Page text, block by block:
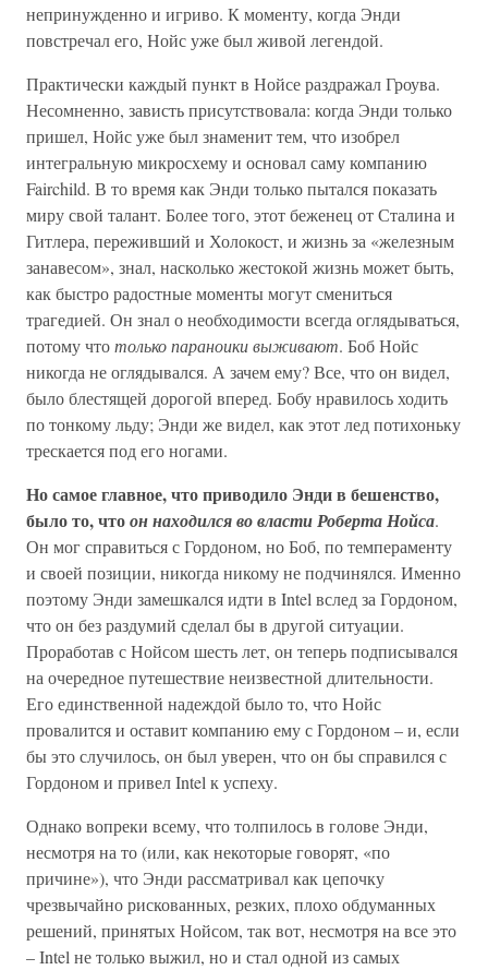
непринужденно и игриво. К моменту, когда Энди
повстречал его, Нойс уже был живой легендой.
Практически каждый пункт в Нойсе раздражал Гроува.
Несомненно, зависть присутствовала: когда Энди только
пришел, Нойс уже был знаменит тем, что изобрел
интегральную микросхему и основал саму компанию
Fairchild. В то время как Энди только пытался показать
миру свой талант. Более того, этот беженец от Сталина и
Гитлера, переживший и Холокост, и жизнь за «железным
занавесом», знал, насколько жестокой жизнь может быть,
как быстро радостные моменты могут смениться
трагедией. Он знал о необходимости всегда оглядываться,
потому чтотолько параноики выживают. Боб Нойс
никогда не оглядывался. А зачем ему? Все, что он видел,
было блестящей дорогой вперед. Бобу нравилось ходить
по тонкому льду; Энди же видел, как этот лед потихоньку
трескается под его ногами.
Но самое главное, что приводило Энди в бешенство,
было то, чтоон находился во власти Роберта Нойса.
Он мог справиться с Гордоном, но Боб, по темпераменту
и своей позиции, никогда никому не подчинялся. Именно
поэтому Энди замешкался идти в Intel вслед за Гордоном,
что он без раздумий сделал бы в другой ситуации.
Проработав с Нойсом шесть лет, он теперь подписывался
на очередное путешествие неизвестной длительности.
Его единственной надеждой было то, что Нойс
провалится и оставит компанию ему с Гордоном – и, если
бы это случилось, он был уверен, что он бы справился с
Гордоном и привел Intel к успеху.
Однако вопреки всему, что толпилось в голове Энди,
несмотря на то (или, как некоторые говорят, «по
причине»), что Энди рассматривал как цепочку
чрезвычайно рискованных, резких, плохо обдуманных
решений, принятых Нойсом, так вот, несмотря на все это
– Intel не только выжил, но и стал одной из самых